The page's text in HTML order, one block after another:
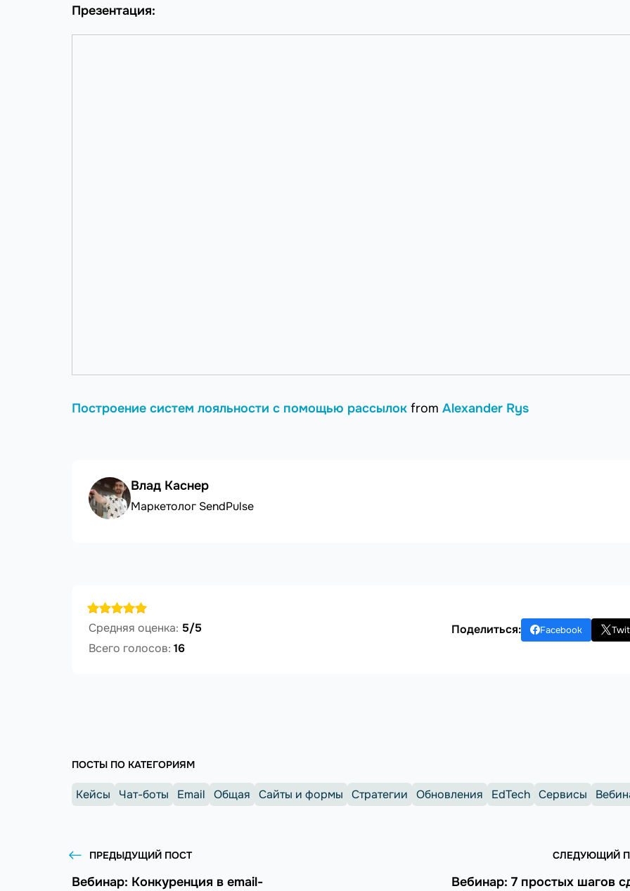
Презентация:
Построение систем лояльности с помощью рассылок from Alexander Rys
Влад Каснер
Маркетолог SendPulse
Средняя оценка: 5/5
Всего голосов: 16
Поделиться: Facebook
ПОСТЫ ПО КАТЕГОРИЯМ
Кейсы Чат-боты Email Общая Сайты и формы Стратегии Обновления EdTech Сервисы
ПРЕДЫДУЩИЙ ПОСТ
Вебинар: Конкуренция в email-
СЛЕДУЮЩИЙ
Вебинар: 7 простых шагов